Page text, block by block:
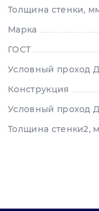
Толщина стенки,
Марка
ГОСТ
Условный проход
Конструкция
Условный проход
Толщина стенки2,